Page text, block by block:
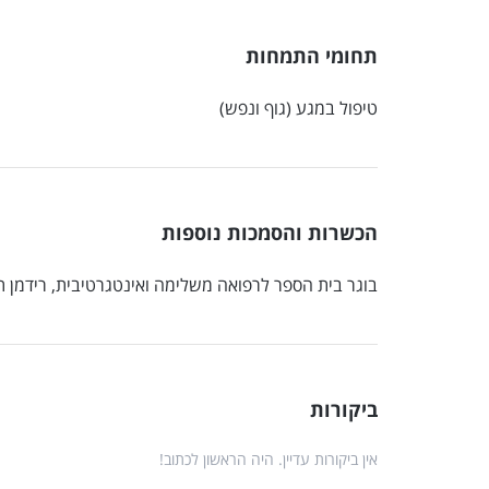
תחומי התמחות
טיפול במגע (גוף ונפש)
הכשרות והסמכות נוספות
בוגר בית הספר לרפואה משלימה ואינטגרטיבית, רידמן
ביקורות
אין ביקורות עדיין. היה הראשון לכתוב!